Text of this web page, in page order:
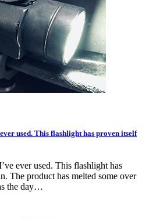
used. This flashlight has proven itself
ever used. This flashlight has
The product has melted some over
the day…